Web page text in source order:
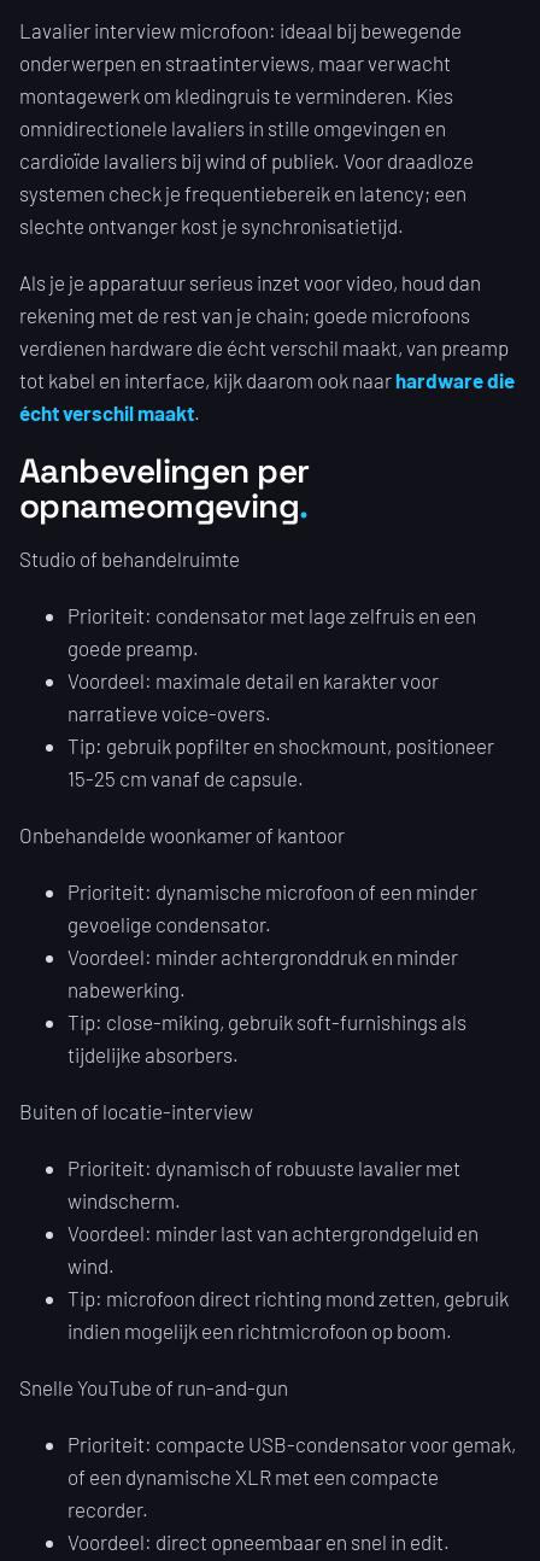
Lavalier interview microfoon: ideaal bij bewegende
onderwerpen en straatinterviews, maar verwacht
montagewerk om kledingruis te verminderen. Kies
omnidirectionele lavaliers in stille omgevingen en
cardioïde lavaliers bij wind of publiek. Voor draadloze
systemen check je frequentiebereik en latency; een
slechte ontvanger kost je synchronisatietijd.
Als je je apparatuur serieus inzet voor video, houd dan
rekening met de rest van je chain; goede microfoons
verdienen hardware die écht verschil maakt, van preamp
tot kabel en interface, kijk daarom ook naarhardware die
écht verschil maakt.
Aanbevelingen per
opnameomgeving
Studio of behandelruimte
Prioriteit: condensator met lage zelfruis en een
goede preamp.
Voordeel: maximale detail en karakter voor
narratieve voice-overs.
Tip: gebruik popfilter en shockmount, positioneer
15-25 cm vanaf de capsule.
Onbehandelde woonkamer of kantoor
Prioriteit: dynamische microfoon of een minder
gevoelige condensator.
Voordeel: minder achtergronddruk en minder
nabewerking.
Tip: close-miking, gebruik soft-furnishings als
tijdelijke absorbers.
Buiten of locatie-interview
Prioriteit: dynamisch of robuuste lavalier met
windscherm.
Voordeel: minder last van achtergrondgeluid en
wind.
Tip: microfoon direct richting mond zetten, gebruik
indien mogelijk een richtmicrofoon op boom.
Snelle YouTube of run-and-gun
Prioriteit: compacte USB-condensator voor gemak,
of een dynamische XLR met een compacte
recorder.
Voordeel: direct opneembaar en snel in edit.